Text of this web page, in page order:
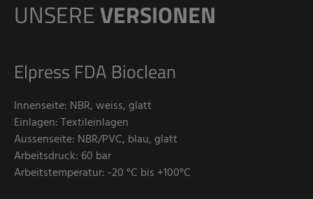
UNSEREVERSIONEN
Elpress FDA Bioclean
Innenseite: NBR, weiss, glatt
Einlagen: Textileinlagen
Aussenseite: NBR/PVC, blau, glatt
Arbeitsdruck: 60 bar
Arbeitstemperatur: -20 °C bis +100°C